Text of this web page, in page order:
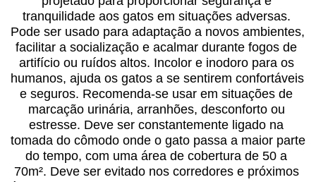
tranquilidade aos gatos em situações adversas.
Pode ser usado para adaptação a novos ambientes,
facilitar a socialização e acalmar durante fogos de
artifício ou ruídos altos. Incolor e inodoro para os
humanos, ajuda os gatos a se sentirem confortáveis
e seguros. Recomenda-se usar em situações de
marcação urinária, arranhões, desconforto ou
estresse. Deve ser constantemente ligado na
tomada do cômodo onde o gato passa a maior parte
do tempo, com uma área de cobertura de 50 a
70m². Deve ser evitado nos corredores e próximos